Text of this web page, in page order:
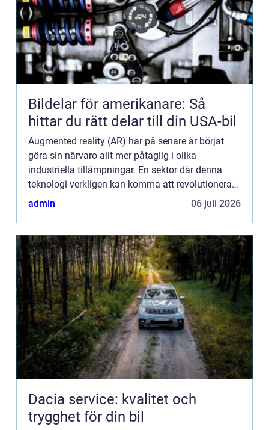
Bildelar för amerikanare: Så
hittar du rätt delar till din USA-bil
Augmented reality (AR) har på senare år börjat
göra sin närvaro allt mer påtaglig i olika
industriella tillämpningar. En sektor där denna
teknologi verkligen kan komma att revolutionera
är bilnavigering...
admin 06 juli 2026
Dacia service: kvalitet och
trygghet för din bil